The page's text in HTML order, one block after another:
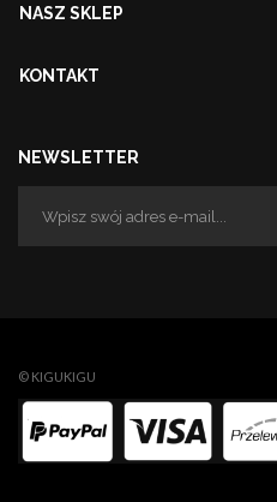
NASZ SKLEP
KONTAKT
NEWSLETTER
© KIGUKIGU